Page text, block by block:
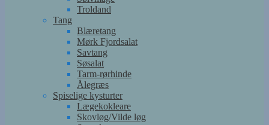
Troldand
Tang
Blæretang
Mørk Fjordsalat
Savtang
Søsalat
Tarm-rørhinde
Ålegræs
Spiselige kysturter
Lægekokleare
Skovløg/Vilde løg